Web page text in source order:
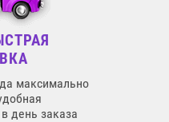
максимально
день заказа